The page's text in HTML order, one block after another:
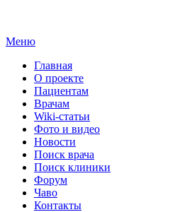
Меню
Главная
О проекте
Пациентам
Врачам
Wiki-статьи
Фото и видео
Новости
Поиск врача
Поиск клиники
Форум
Чаво
Контакты